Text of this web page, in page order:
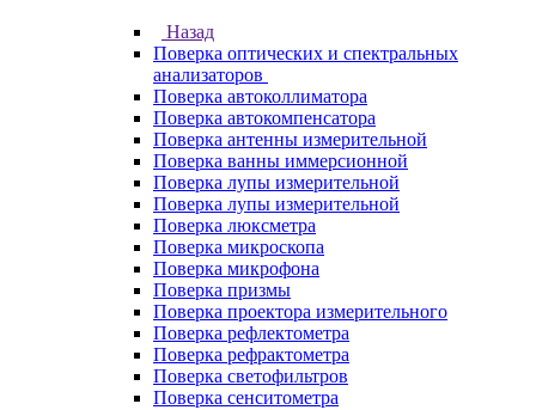
Назад
Поверка оптических и спектральных
анализаторов
Поверка автоколлиматора
Поверка автокомпенсатора
Поверка антенны измерительной
Поверка ванны иммерсионной
Поверка лупы измерительной
Поверка лупы измерительной
Поверка люксметра
Поверка микроскопа
Поверка микрофона
Поверка призмы
Поверка проектора измерительного
Поверка рефлектометра
Поверка рефрактометра
Поверка светофильтров
Поверка сенситометра